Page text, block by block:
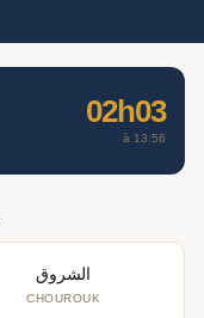
02h03
à 13:56
الشروق
CHOUROUK